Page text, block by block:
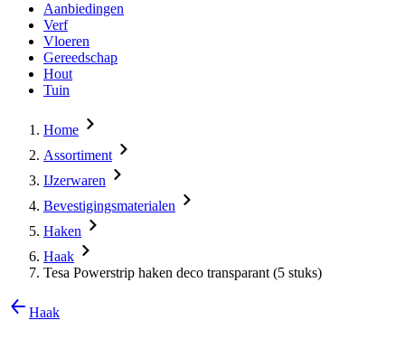
Aanbiedingen
Verf
Vloeren
Gereedschap
Hout
Tuin
Home
Assortiment
IJzerwaren
Bevestigingsmaterialen
Haken
Haak
Tesa Powerstrip haken deco transparant (5 stuks)
Haak